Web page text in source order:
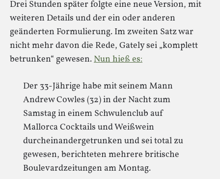
Drei Stunden später folgte eine neue Version, mit
weiteren Details und der ein oder anderen
geänderten Formulierung. Im zweiten Satz war
nicht mehr davon die Rede, Gately sei „komplett
betrunken“ gewesen.Nun hieß es:
Der 33-Jährige habe mit seinem Mann
Andrew Cowles (32) in der Nacht zum
Samstag in einem Schwulenclub auf
Mallorca Cocktails und Weißwein
durcheinandergetrunken und sei total zu
gewesen, berichteten mehrere britische
Boulevardzeitungen am Montag.